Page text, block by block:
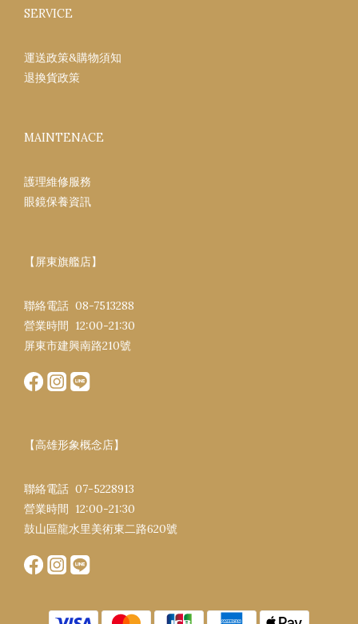
SERVICE
運送政策&購物須知
退換貨政策
MAINTENACE
護理維修服務
眼鏡保養資訊
【屏東旗艦店】
聯絡電話 08-7513288
營業時間 12:00-21:30​
屏東市建興南路​210號
【高雄形象概念店】
聯絡電話 07-5228913
營業時間 12:00-21:30​
鼓山區龍水里美術東二路620號